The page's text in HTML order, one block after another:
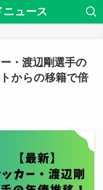
ュース
・渡辺剛選手の
からの移籍で倍